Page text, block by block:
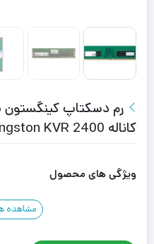
کاناله 2400 Kingston KVR
ویژگی های محصول
مشاهده